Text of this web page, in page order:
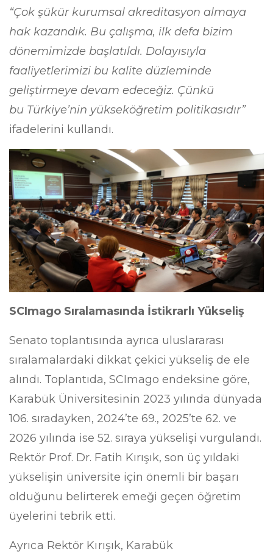
“Çok şükür kurumsal akreditasyon almaya
hak kazandık. Bu çalışma, ilk defa bizim
dönemimizde başlatıldı. Dolayısıyla
faaliyetlerimizi bu kalite düzleminde
geliştirmeye devam edeceğiz. Çünkü
bu Türkiye’nin yükseköğretim politikasıdır”
ifadelerini kullandı.
SCImago Sıralamasında İstikrarlı Yükseliş
Senato toplantısında ayrıca uluslararası
sıralamalardaki dikkat çekici yükseliş de ele
alındı. Toplantıda, SCImago endeksine göre,
Karabük Üniversitesinin 2023 yılında dünyada
106. sıradayken, 2024’te 69., 2025’te 62. ve
2026 yılında ise 52. sıraya yükselişi vurgulandı.
Rektör Prof. Dr. Fatih Kırışık, son üç yıldaki
yükselişin üniversite için önemli bir başarı
olduğunu belirterek emeği geçen öğretim
üyelerini tebrik etti.
Ayrıca Rektör Kırışık, Karabük